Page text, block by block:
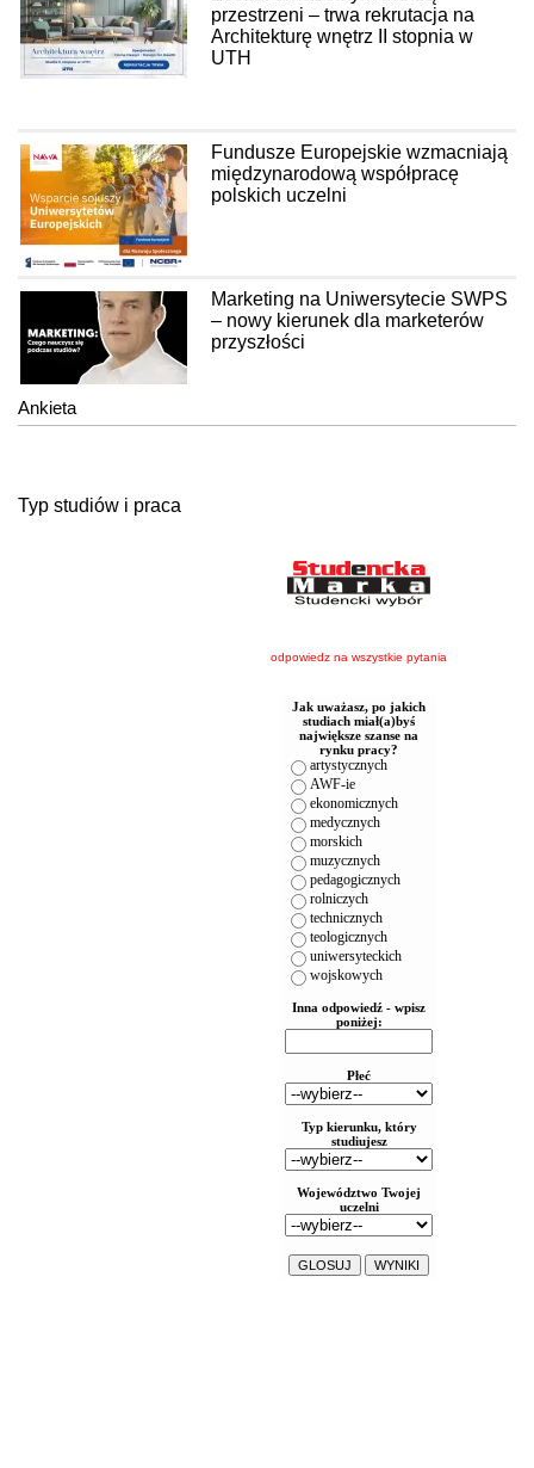
przestrzeni – trwa rekrutacja na
Architekturę wnętrz II stopnia w
UTH
Fundusze Europejskie wzmacniają
międzynarodową współpracę
polskich uczelni
Marketing na Uniwersytecie SWPS
– nowy kierunek dla marketerów
przyszłości
Ankieta
Typ studiów i praca
odpowiedz na wszystkie pytania